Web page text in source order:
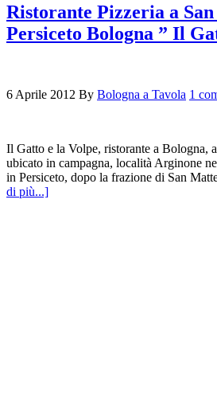
Ristorante Pizzeria a
Persiceto Bologna ” Il
6 Aprile 2012 By Bologna a Tavola 1
Il Gatto e la Volpe, ristorante a Bologna,
ubicato in campagna, località Arginone
in Persiceto, dopo la frazione di San
di più...]